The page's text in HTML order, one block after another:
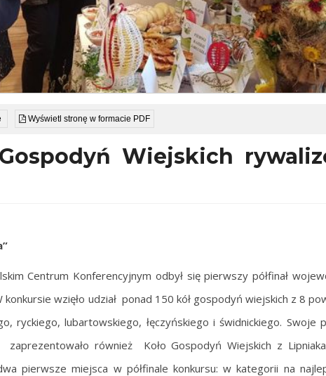
Wyświetl stronę w formacie PDF
Wiejskich
Centrum Konferencyjnym odbył się pierwszy półfinał
konkursie wzięło udział ponad 150 kół gospodyń wiejskich z 8
ryckiego, lubartowskiego, łęczyńskiego i świdnickiego.
również Koło Gospodyń Wiejskich z Lipniaka
pierwsze miejsca w półfinale konkursu: w kategorii na